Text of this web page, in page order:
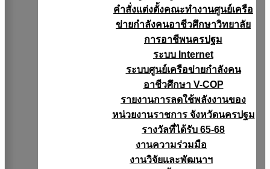
คำสั่งแต่งตั้งคณะทำงานศูนย์เครือ
ข่ายกำลังคนอาชีวศึกษาวิทยาลัย
การอาชีพนครปฐม
ระบบ Internet
ระบบศูนย์เครือข่ายกำลังคน
อาชีวศึกษา V-COP
รายงานการลดใช้พลังงานของ
หน่วยงานราชการ จังหวัดนครปฐม
รางวัลที่ได้รับ 65-68
งานความร่วมมือ
งานวิจัยเเละพัฒนาฯ